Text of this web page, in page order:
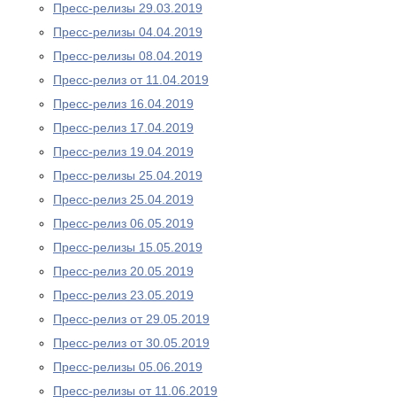
Пресс-релизы 29.03.2019
Пресс-релизы 04.04.2019
Пресс-релизы 08.04.2019
Пресс-релиз от 11.04.2019
Пресс-релиз 16.04.2019
Пресс-релиз 17.04.2019
Пресс-релиз 19.04.2019
Пресс-релизы 25.04.2019
Пресс-релиз 25.04.2019
Пресс-релиз 06.05.2019
Пресс-релизы 15.05.2019
Пресс-релиз 20.05.2019
Пресс-релиз 23.05.2019
Пресс-релиз от 29.05.2019
Пресс-релиз от 30.05.2019
Пресс-релизы 05.06.2019
Пресс-релизы от 11.06.2019